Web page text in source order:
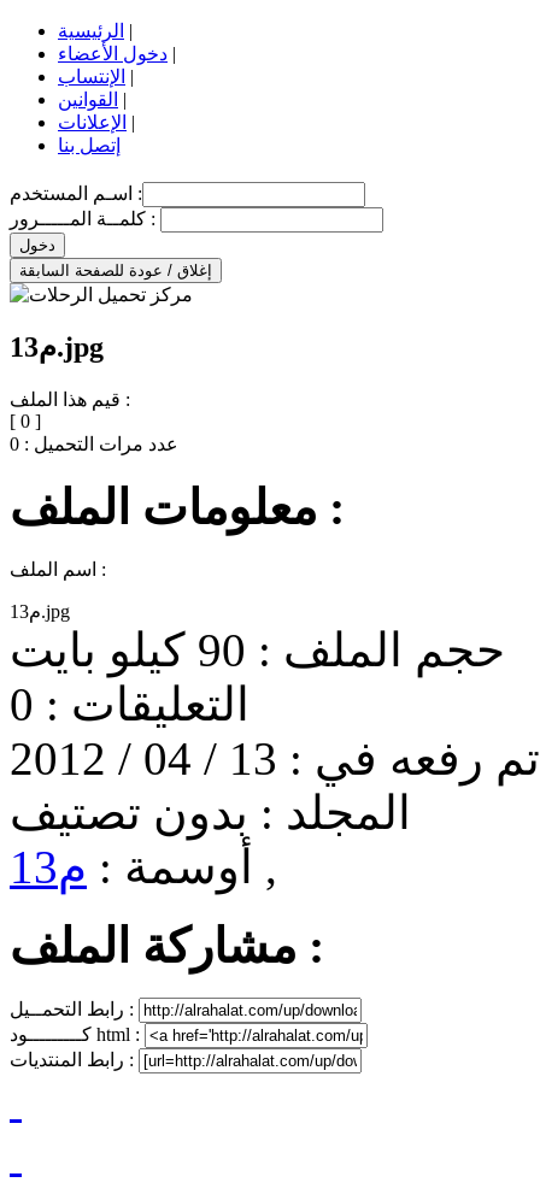
الرئيسية |
دخول الأعضاء |
الإنتساب |
القوانين |
الإعلانات |
إتصل بنا
اسـم المستخدم :
كلمــة المـــــرور :
دخول
إغلاق / عودة للصفحة السابقة
م13.jpg
قيم هذا الملف :
[ 0 ]
عدد مرات التحميل : 0
معلومات الملف :
اسم الملف :
م13.jpg
حجم الملف : 90 كيلو بايت
التعليقات : 0
تم رفعه في : 13 / 04 / 2012
المجلد : بدون تصتيف
أوسمة : م13 ,
مشاركة الملف :
رابط التحمــيل :
كـــــــــود html :
رابط المنتديات :